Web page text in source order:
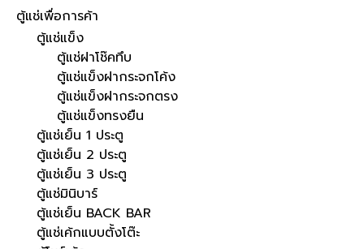
ตู้แช่เพื่อการค้า
ตู้แช่แข็ง
ตู้แช่ฝาโช๊คทึบ
ตู้แช่แข็งฝากระจกโค้ง
ตู้แช่แข็งฝากระจกตรง
ตู้แช่แข็งทรงยืน
ตู้แช่เย็น 1 ประตู
ตู้แช่เย็น 2 ประตู
ตู้แช่เย็น 3 ประตู
ตู้แช่มินิบาร์
ตู้แช่เย็น BACK BAR
ตู้แช่เค้กแบบตั้งโต๊ะ